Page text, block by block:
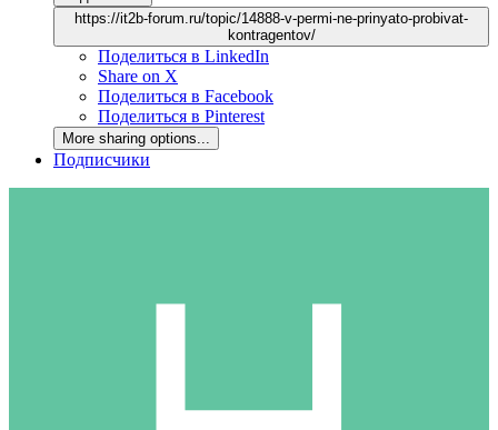
https://it2b-forum.ru/topic/14888-v-permi-ne-prinyato-probivat-
kontragentov/
Поделиться в LinkedIn
Share on X
Поделиться в Facebook
Поделиться в Pinterest
More sharing options...
Подписчики